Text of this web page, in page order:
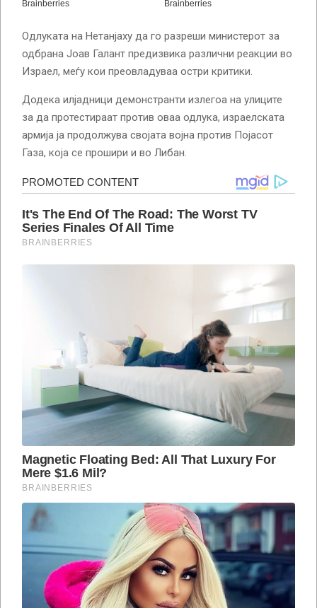
Одлуката на Нетанјаху да го разреши министерот за
одбрана Јоав Галант предизвика различни реакции во
Израел, меѓу кои преовладуваа остри критики.
Додека илјадници демонстранти излегоа на улиците
за да протестираат против оваа одлука, израелската
армија ја продолжува својата војна против Појасот
Газа, која се прошири и во Либан.